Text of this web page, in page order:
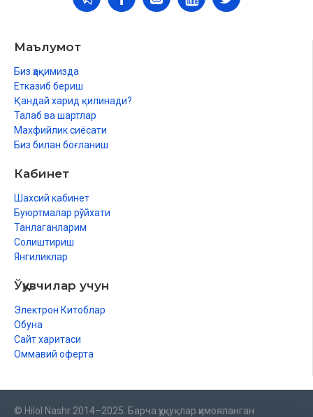
Маълумот
Биз ҳақимизда
Етказиб бериш
Қандай харид қилинади?
Талаб ва шартлар
Махфийлик сиёсати
Биз билан боғланиш
Кабинет
Шахсий кабинет
Буюртмалар рўйхати
Танлаганларим
Солиштириш
Янгиликлар
Ўқувчилар учун
Электрон Китоблар
Обуна
Сайт харитаси
Оммавий оферта
© Hilol Nashr 2014–2025. Барча ҳуқуқлар ҳимояланган